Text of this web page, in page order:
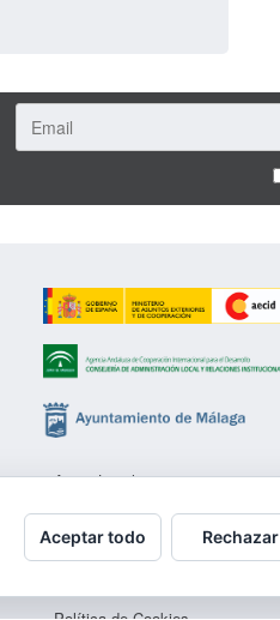
Aviso Legal
Política de privacidad
Aceptar todo Rechazar